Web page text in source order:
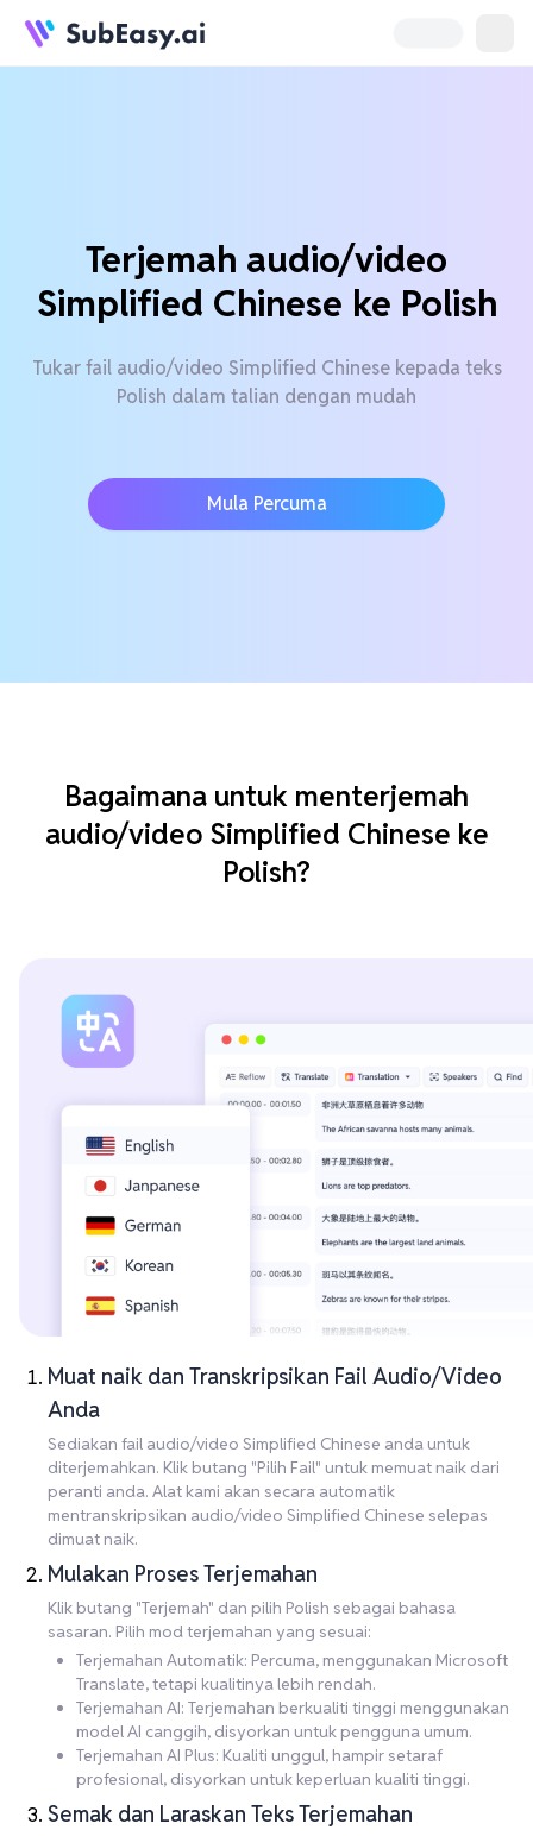
Terjemah audio/video
Simplified Chinese ke Polish
Tukar fail audio/video Simplified Chinese kepada teks
Polish dalam talian dengan mudah
Mula Percuma
Bagaimana untuk menterjemah
audio/video Simplified Chinese ke
Polish?
Muat naik dan Transkripsikan Fail Audio/Video
Anda
Sediakan fail audio/video Simplified Chinese anda untuk
diterjemahkan. Klik butang "Pilih Fail" untuk memuat naik dari
peranti anda. Alat kami akan secara automatik
mentranskripsikan audio/video Simplified Chinese selepas
dimuat naik.
Mulakan Proses Terjemahan
Klik butang "Terjemah" dan pilih Polish sebagai bahasa
sasaran. Pilih mod terjemahan yang sesuai:
Terjemahan Automatik: Percuma, menggunakan Microsoft
Translate, tetapi kualitinya lebih rendah.
Terjemahan AI: Terjemahan berkualiti tinggi menggunakan
model AI canggih, disyorkan untuk pengguna umum.
Terjemahan AI Plus: Kualiti unggul, hampir setaraf
profesional, disyorkan untuk keperluan kualiti tinggi.
Semak dan Laraskan Teks Terjemahan